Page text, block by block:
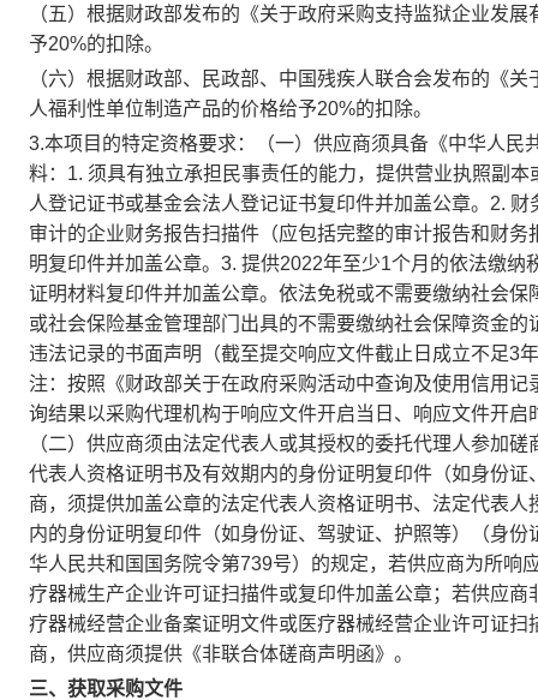
（五）根据财政部发布的《关于政府采购支持监狱企业发
予20%的扣除。
（六）根据财政部、民政部、中国残疾人联合会发布的《
人福利性单位制造产品的价格给予20%的扣除。
3.本项目的特定资格要求：（一）供应商须具备《中华人
料：1. 须具有独立承担民事责任的能力，提供营业执照副
人登记证书或基金会法人登记证书复印件并加盖公章。2.
审计的企业财务报告扫描件（应包括完整的审计报告和财
明复印件并加盖公章。3. 提供2022年至少1个月的依法缴
证明材料复印件并加盖公章。依法免税或不需要缴纳社会
或社会保险基金管理部门出具的不需要缴纳社会保障资金
违法记录的书面声明（截至提交响应文件截止日成立不足3
注：按照《财政部关于在政府采购活动中查询及使用信用
询结果以采购代理机构于响应文件开启当日、响应文件开
（二）供应商须由法定代表人或其授权的委托代理人参加
代表人资格证明书及有效期内的身份证明复印件（如身份
商，须提供加盖公章的法定代表人资格证明书、法定代表
内的身份证明复印件（如身份证、驾驶证、护照等）（身
华人民共和国国务院令第739号）的规定，若供应商为所响
疗器械生产企业许可证扫描件或复印件加盖公章；若供应
疗器械经营企业备案证明文件或医疗器械经营企业许可证
商，供应商须提供《非联合体磋商声明函》。
三、获取采购文件